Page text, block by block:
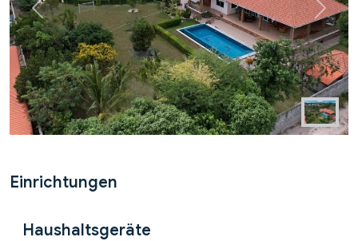
Previous Next
Einrichtungen
Haushaltsgeräte